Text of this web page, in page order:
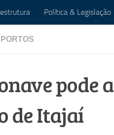
Política & Legislação
PORTOS
pode
de Itajaí